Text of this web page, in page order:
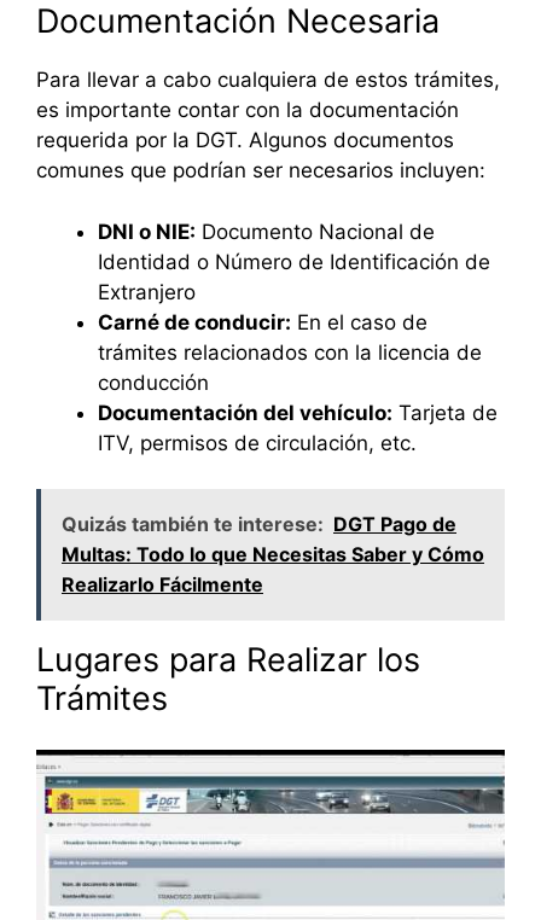
Documentación Necesaria
Para llevar a cabo cualquiera de estos trámites,
es importante contar con la documentación
requerida por la DGT. Algunos documentos
comunes que podrían ser necesarios incluyen:
DNI o NIE: Documento Nacional de
Identidad o Número de Identificación de
Extranjero
Carné de conducir: En el caso de
trámites relacionados con la licencia de
conducción
Documentación del vehículo: Tarjeta de
ITV, permisos de circulación, etc.
Quizás también te interese: DGT Pago de
Multas: Todo lo que Necesitas Saber y Cómo
Realizarlo Fácilmente
Lugares para Realizar los
Trámites